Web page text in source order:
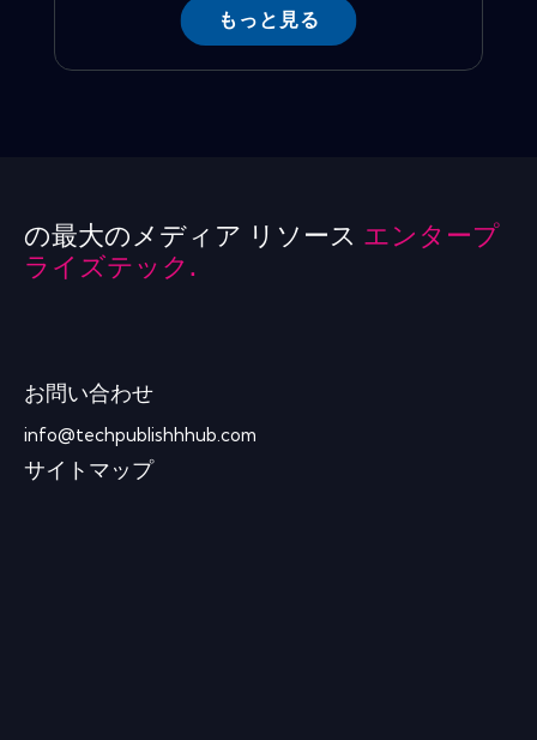
もっと見る
の最大のメディア リソース エンタープ
ライズテック.
お問い合わせ
info@techpublishhhub.com
サイトマップ